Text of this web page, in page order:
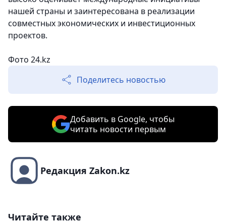
нашей страны и заинтересована в реализации
совместных экономических и инвестиционных
проектов.
Фото 24.kz
Поделитесь новостью
Добавить в Google, чтобы
читать новости первым
Редакция Zakon.kz
Читайте также